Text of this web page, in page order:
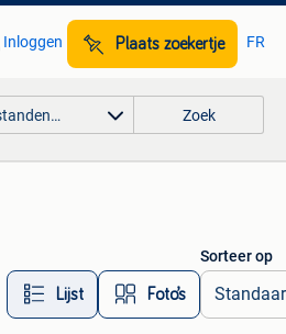
Inloggen Plaats zoekertje FR
Zoek
Lijst Foto’s
Sorteer op